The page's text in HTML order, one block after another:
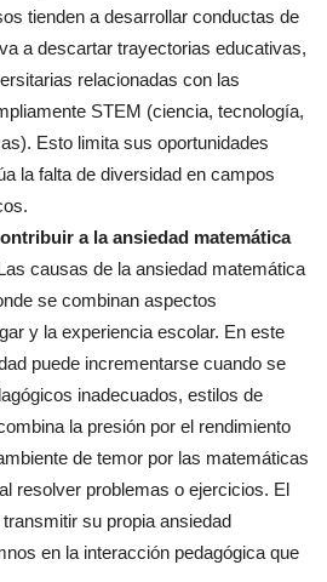
tienden a desarrollar conductas de
a descartar trayectorias educativas,
relacionadas con las
STEM (ciencia, tecnología,
Esto limita sus oportunidades
la falta de diversidad en campos
a la ansiedad matemática
causas de la ansiedad matemática
se combinan aspectos
y la experiencia escolar. En este
puede incrementarse cuando se
inadecuados, estilos de
la presión por el rendimiento
de temor por las matemáticas
resolver problemas o ejercicios. El
su propia ansiedad
en la interacción pedagógica que